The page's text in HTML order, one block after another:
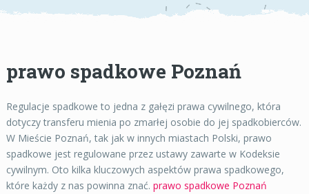
prawo spadkowe Poznań
Regulacje spadkowe to jedna z gałęzi prawa cywilnego, która
dotyczy transferu mienia po zmarłej osobie do jej spadkobierców.
W Mieście Poznań, tak jak w innych miastach Polski, prawo
spadkowe jest regulowane przez ustawy zawarte w Kodeksie
cywilnym. Oto kilka kluczowych aspektów prawa spadkowego,
które każdy z nas powinna znać. prawo spadkowe Poznań